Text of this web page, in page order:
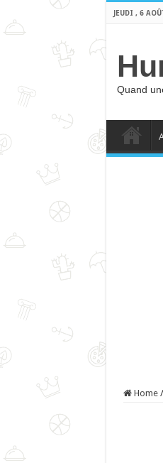
JEUDI , 6
Quand
Home /